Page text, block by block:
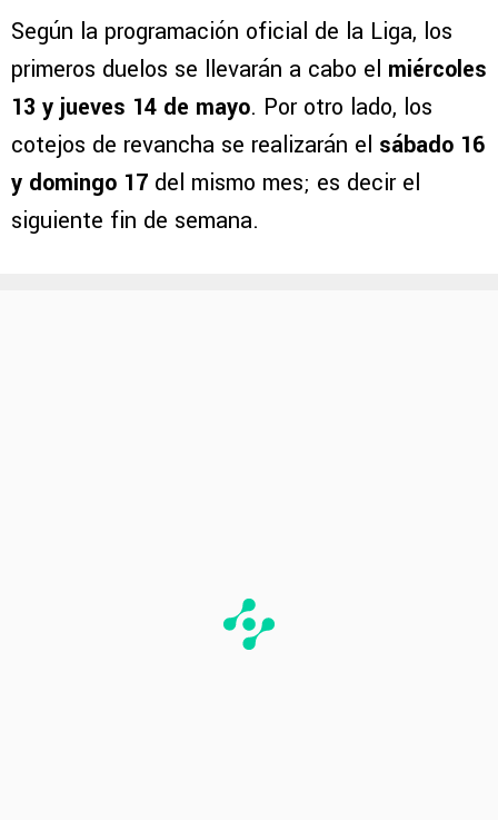
Según la programación oficial de la Liga, los
primeros duelos se llevarán a cabo el miércoles
13 y jueves 14 de mayo. Por otro lado, los
cotejos de revancha se realizarán el sábado 16
y domingo 17 del mismo mes; es decir el
siguiente fin de semana.